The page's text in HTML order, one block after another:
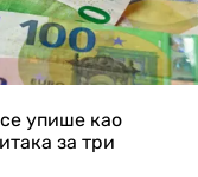
упише као
за три